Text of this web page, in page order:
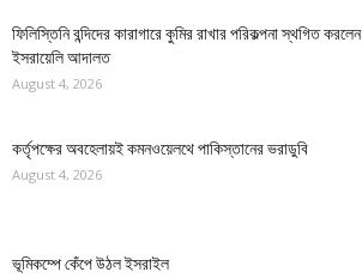
ফিলিস্তিনি বন্দিদের কারাগারে কুমির রাখার পরিকল্পনা স্থগিত করলেন
ইসরায়েলি আদালত
August 4, 2026
কর্তৃপক্ষের অবহেলায়ই কমনওয়েলথে পাকিস্তানের ভরাডুবি
August 4, 2026
ভূমিকম্পে কেঁপে উঠল ইসরাইল